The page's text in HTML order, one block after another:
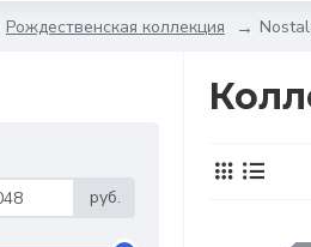
Рождественская коллекция
руб.